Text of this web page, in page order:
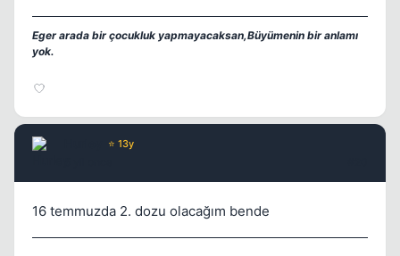
Eger arada bir çocukluk yapmayacaksan,Büyümenin bir anlamı
yok.
⭐ 13y
16 temmuzda 2. dozu olacağım bende